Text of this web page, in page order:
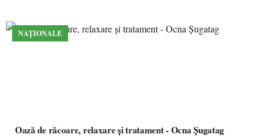
NAȚIONALE
Oază de răcoare, relaxare și tratament - Ocna Șugatag